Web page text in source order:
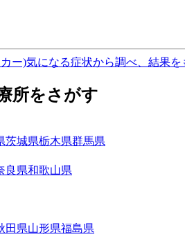
ー)気になる症状から調べ、結果
所をさがす
茨城県栃木県群馬県
良県和歌山県
田県山形県福島県